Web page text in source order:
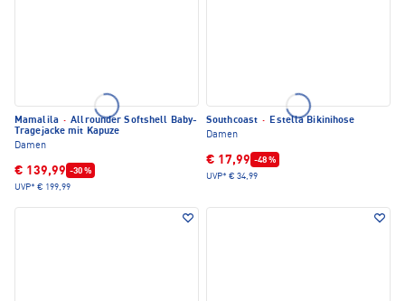
Mamalila · Allrounder Softshell Baby-
Tragejacke mit Kapuze
Damen
€ 139,99 -30 %
UVP* € 199,99
Southcoast · Estella Bikinihose
Damen
€ 17,99 -48 %
UVP* € 34,99